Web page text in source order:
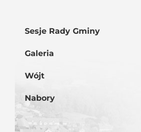
Sesje Rady Gminy
Galeria
Wójt
Nabory